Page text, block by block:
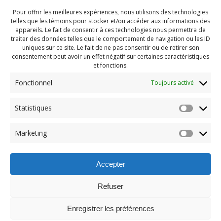
Pour offrir les meilleures expériences, nous utilisons des technologies
telles que les témoins pour stocker et/ou accéder aux informations des
appareils. Le fait de consentir à ces technologies nous permettra de
traiter des données telles que le comportement de navigation ou les ID
uniques sur ce site. Le fait de ne pas consentir ou de retirer son
consentement peut avoir un effet négatif sur certaines caractéristiques
et fonctions.
Fonctionnel Toujours activé
Statistiques
Marketing
Accepter
Refuser
Enregistrer les préférences
Navigation
de
l'article
Previous
Gala Méritas 2020 (67)
© 2026 Maison des Jeunes de Boucherville.